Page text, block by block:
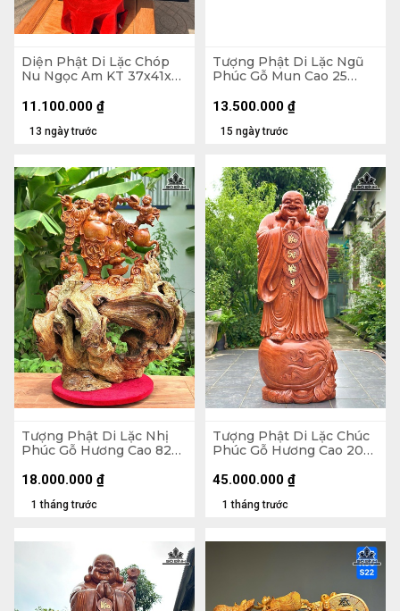
Diện Phật Di Lặc Chóp
Nu Ngọc Am KT 37x41x7
13 ngày trước
11.100.000 ₫
Tượng Phật Di Lặc Ngũ
Phúc Gỗ Mun Cao 25
15 ngày trước
13.500.000 ₫
Tượng Phật Di Lặc Nhị
Phúc Gỗ Hương Cao 82
1 tháng trước
18.000.000 ₫
Tượng Phật Di Lặc Chúc
Phúc Gỗ Hương Cao 200
1 tháng trước
45.000.000 ₫